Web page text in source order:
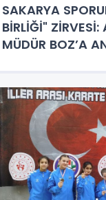
SAKARYA
BİRLİĞİ" ZİRVESİ:
MÜDÜR BOZ’A